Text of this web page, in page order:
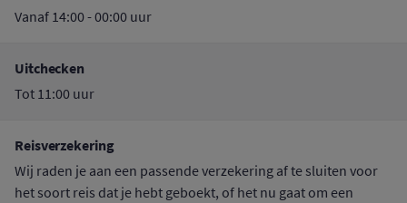
Vanaf 14:00 - 00:00 uur
Uitchecken
Tot 11:00 uur
Reisverzekering
Wij raden je aan een passende verzekering af te sluiten voor
het soort reis dat je hebt geboekt, of het nu gaat om een